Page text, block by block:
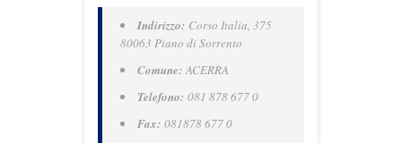
Indirizzo: Corso Italia, 375
80063 Piano di Sorrento
Comune: ACERRA
Telefono: 081 878 677 0
Fax: 081878 677 0